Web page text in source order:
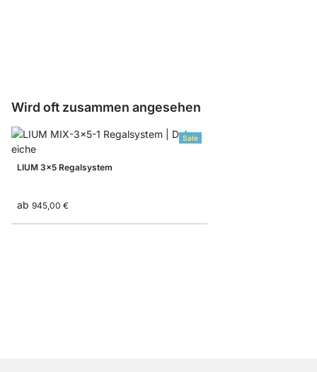
Wird oft zusammen angesehen
Sale
LIUM 3x5 Regalsystem
ab 945,00 €